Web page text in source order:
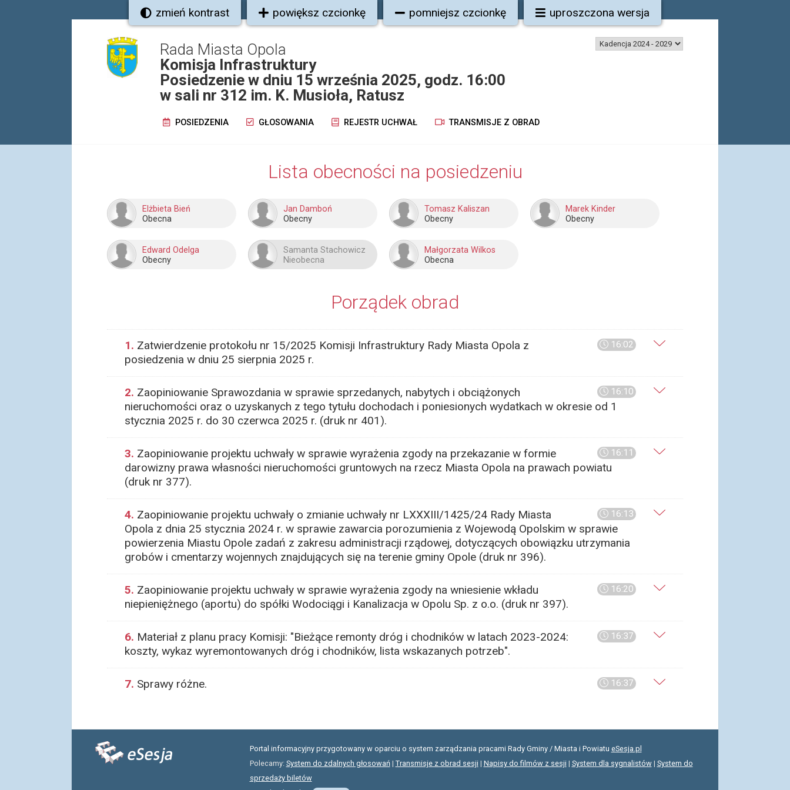
zmień kontrast powiększ czcionkę pomniejsz czcionkę uproszczona wersja
Rada Miasta Opola
Komisja Infrastruktury
Posiedzenie w dniu 15 września 2025, godz. 16:00
w sali nr 312 im. K. Musioła, Ratusz
POSIEDZENIA GŁOSOWANIA REJESTR UCHWAŁ TRANSMISJE Z OBRAD
Lista obecności na posiedzeniu
Elżbieta Bień
Obecna
Jan Damboń
Obecny
Tomasz Kaliszan
Obecny
Marek Kinder
Obecny
Edward Odelga
Obecny
Samanta Stachowicz
Nieobecna
Małgorzata Wilkos
Obecna
Porządek obrad
16:02
1. Zatwierdzenie protokołu nr 15/2025 Komisji Infrastruktury Rady Miasta Opola z
posiedzenia w dniu 25 sierpnia 2025 r.
16:10
2. Zaopiniowanie Sprawozdania w sprawie sprzedanych, nabytych i obciążonych
nieruchomości oraz o uzyskanych z tego tytułu dochodach i poniesionych wydatkach w okresie od 1
stycznia 2025 r. do 30 czerwca 2025 r. (druk nr 401).
16:11
3. Zaopiniowanie projektu uchwały w sprawie wyrażenia zgody na przekazanie w formie
darowizny prawa własności nieruchomości gruntowych na rzecz Miasta Opola na prawach powiatu
(druk nr 377).
16:13
4. Zaopiniowanie projektu uchwały o zmianie uchwały nr LXXXIII/1425/24 Rady Miasta
Opola z dnia 25 stycznia 2024 r. w sprawie zawarcia porozumienia z Wojewodą Opolskim w sprawie
powierzenia Miastu Opole zadań z zakresu administracji rządowej, dotyczących obowiązku utrzymania
grobów i cmentarzy wojennych znajdujących się na terenie gminy Opole (druk nr 396).
16:20
5. Zaopiniowanie projektu uchwały w sprawie wyrażenia zgody na wniesienie wkładu
niepieniężnego (aportu) do spółki Wodociągi i Kanalizacja w Opolu Sp. z o.o. (druk nr 397).
16:37
6. Materiał z planu pracy Komisji: "Bieżące remonty dróg i chodników w latach 2023-2024:
koszty, wykaz wyremontowanych dróg i chodników, lista wskazanych potrzeb".
16:37
7. Sprawy różne.
Portal informacyjny przygotowany w oparciu o system zarządzania pracami Rady Gminy / Miasta i Powiatu eSesja.pl
Polecamy: System do zdalnych głosowań| Transmisje z obrad sesji | Napisy do filmów z sesji | System dla sygnalistów| System do
sprzedaży biletów